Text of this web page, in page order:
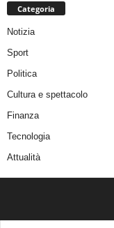
Categoria
Notizia
Sport
Politica
Cultura e spettacolo
Finanza
Tecnologia
Attualità